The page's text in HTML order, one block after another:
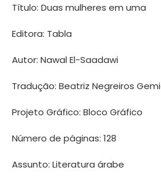
Título: Duas mulheres em uma
Editora: Tabla
Autor: Nawal El-Saadawi
Tradução: Beatriz Negreiros
Projeto Gráfico: Bloco Gráfico
Número de páginas: 128
Assunto: Literatura árabe